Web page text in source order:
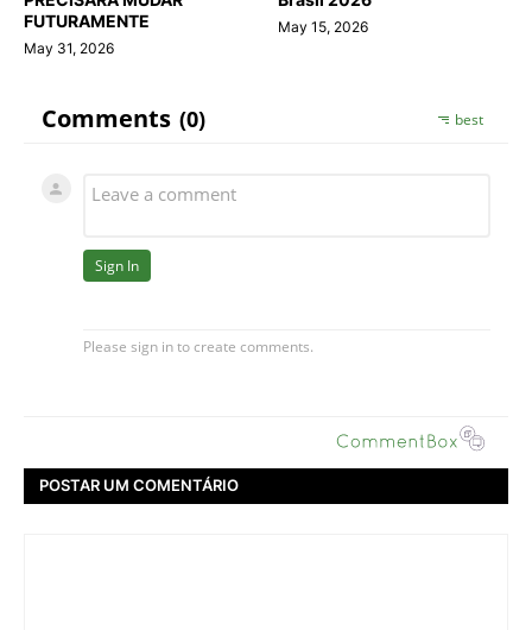
FUTURAMENTE
May 31, 2026
May 15, 2026
POSTAR UM COMENTÁRIO